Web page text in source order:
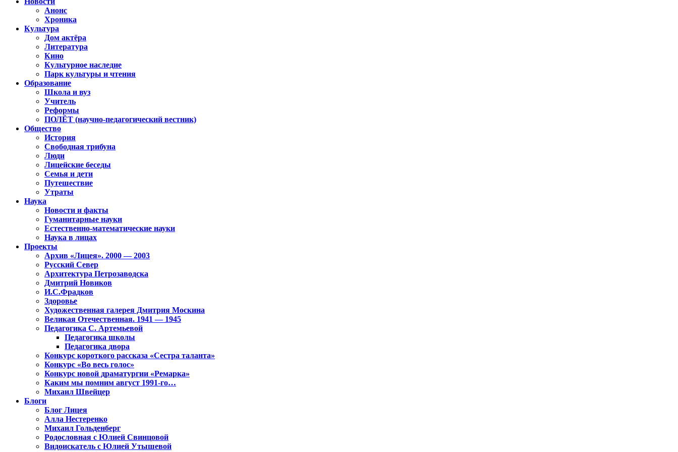
Анонс
Хроника
Культура
Дом актёра
Литература
Кино
Культурное наследие
Парк культуры и чтения
Образование
Школа и вуз
Учитель
Реформы
ПОЛЁТ (научно-педагогический вестник)
Общество
История
Свободная трибуна
Люди
Лицейские беседы
Семья и дети
Путешествие
Утраты
Наука
Новости и факты
Гуманитарные науки
Естественно-математические науки
Наука в лицах
Проекты
Архив «Лицея». 2000 — 2003
Русский Север
Архитектура Петрозаводска
Дмитрий Новиков
И.С.Фрадков
Здоровье
Художественная галерея Дмитрия Москина
Великая Отечественная. 1941 — 1945
Педагогика С. Артемьевой
Педагогика школы
Педагогика двора
Конкурс короткого рассказа «Сестра таланта»
Конкурс «Во весь голос»
Конкурс новой драматургии «Ремарка»
Каким мы помним август 1991-го…
Михаил Швейцер
Блоги
Блог Лицея
Алла Нестеренко
Михаил Гольденберг
Родословная с Юлией Свинцовой
Видоискатель с Юлией Утышевой